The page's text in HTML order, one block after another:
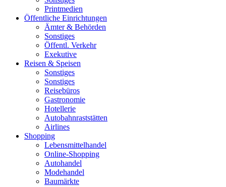
Printmedien
Öffentliche Einrichtungen
Ämter & Behörden
Sonstiges
Öffentl. Verkehr
Exekutive
Reisen & Speisen
Sonstiges
Sonstiges
Reisebüros
Gastronomie
Hotellerie
Autobahnraststätten
Airlines
Shopping
Lebensmittelhandel
Online-Shopping
Autohandel
Modehandel
Baumärkte